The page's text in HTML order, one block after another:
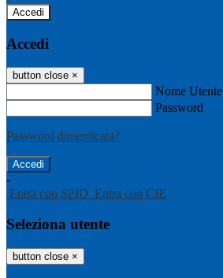
Accedi
Accedi
button close ×
Nome Utente
Password
Password dimenticata?
-
Entra con SPID Entra con CIE
Seleziona utente
button close ×